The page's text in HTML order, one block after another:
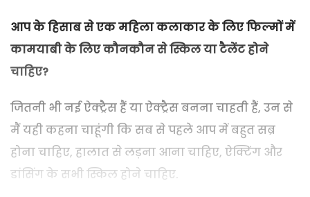
आप के हिसाब से एक महिला कलाकार के लिए फिल्मों में
कामयाबी के लिए कौनकौन से स्किल या टैलेंट होने
चाहिए?
जितनी भी नई ऐक्ट्रैस हैं या ऐक्ट्रैस बनना चाहती हैं, उन से
मैं यही कहना चाहूंगी कि सब से पहले आप में बहुत सब्र
होना चाहिए, हालात से लड़ना आना चाहिए, ऐक्टिंग और
डांसिंग के सभी स्किल होने चाहिए.